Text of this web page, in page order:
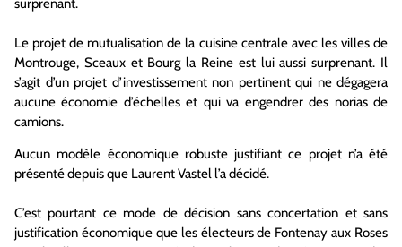
surprenant.
Le projet de mutualisation de la cuisine centrale avec les villes de
Montrouge, Sceaux et Bourg la Reine est lui aussi surprenant. Il
s’agit d’un projet d’investissement non pertinent qui ne dégagera
aucune économie d’échelles et qui va engendrer des norias de
camions.
Aucun modèle économique robuste justifiant ce projet n’a été
présenté depuis que Laurent Vastel l’a décidé.
C’est pourtant ce mode de décision sans concertation et sans
justification économique que les électeurs de Fontenay aux Roses